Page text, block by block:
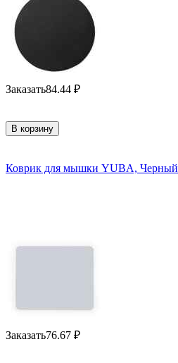
Заказать84.44 ₽
В корзину
Коврик для мышки YUBA, Черный
Заказать76.67 ₽